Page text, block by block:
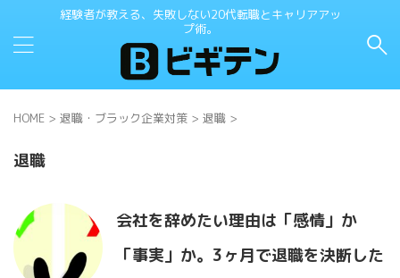
経験者が教える、失敗しない20代転職とキャリアアッ
プ術。
HOME > 退職・ブラック企業対策 > 退職 >
退職
会社を辞めたい理由は「感情」か
「事実」か。3ヶ月で退職を決断した